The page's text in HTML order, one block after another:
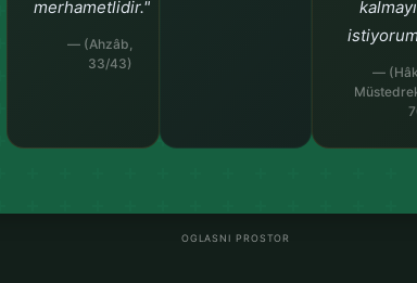
merhametlidir."
— (Ahzâb,
33/43)
kalmayı
—
OGLASNI PROSTOR